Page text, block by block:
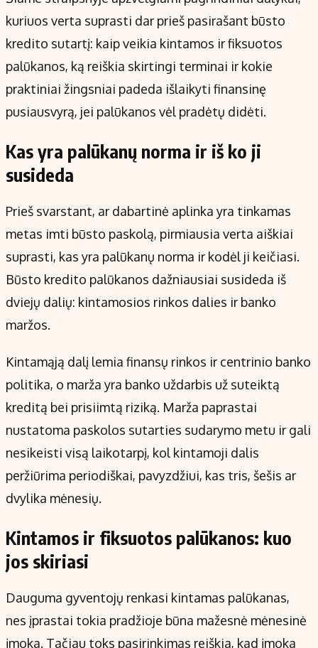
kuriuos verta suprasti dar prieš pasirašant būsto
kredito sutartį: kaip veikia kintamos ir fiksuotos
palūkanos, ką reiškia skirtingi terminai ir kokie
praktiniai žingsniai padeda išlaikyti finansinę
pusiausvyrą, jei palūkanos vėl pradėtų didėti.
Kas yra palūkanų norma ir iš ko ji
susideda
Prieš svarstant, ar dabartinė aplinka yra tinkamas
metas imti būsto paskolą, pirmiausia verta aiškiai
suprasti, kas yra palūkanų norma ir kodėl ji keičiasi.
Būsto kredito palūkanos dažniausiai susideda iš
dviejų dalių: kintamosios rinkos dalies ir banko
maržos.
Kintamąją dalį lemia finansų rinkos ir centrinio banko
politika, o marža yra banko uždarbis už suteiktą
kreditą bei prisiimtą riziką. Marža paprastai
nustatoma paskolos sutarties sudarymo metu ir gali
nesikeisti visą laikotarpį, kol kintamoji dalis
peržiūrima periodiškai, pavyzdžiui, kas tris, šešis ar
dvylika mėnesių.
Kintamos ir fiksuotos palūkanos: kuo
jos skiriasi
Dauguma gyventojų renkasi kintamas palūkanas,
nes įprastai tokia pradžioje būna mažesnė mėnesinė
įmoka. Tačiau toks pasirinkimas reiškia, kad įmoka